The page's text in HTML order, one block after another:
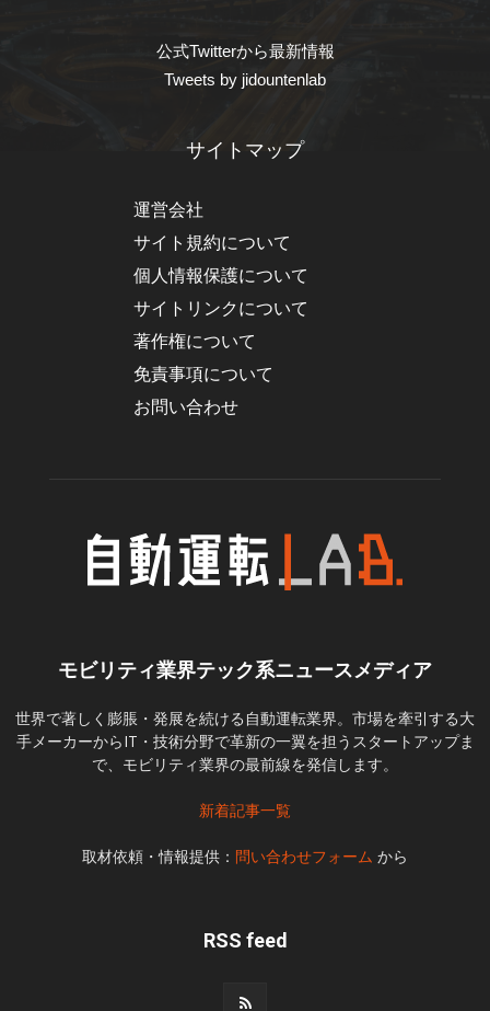
公式Twitterから最新情報
Tweets by jidountenlab
サイトマップ
運営会社
サイト規約について
個人情報保護について
サイトリンクについて
著作権について
免責事項について
お問い合わせ
モビリティ業界テック系ニュースメディア
世界で著しく膨脹・発展を続ける自動運転業界。市場を牽引する大
手メーカーからIT・技術分野で革新の一翼を担うスタートアップま
で、モビリティ業界の最前線を発信します。
新着記事一覧
取材依頼・情報提供： 問い合わせフォーム から
RSS feed